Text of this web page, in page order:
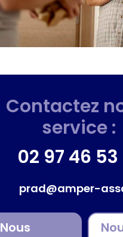
Contactez
service :
02 97 46 53
prad@amper-
Nous